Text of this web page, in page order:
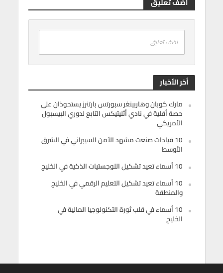
اضف تعليق
أخر الأخبار
مارك كوبان وهاربينغر سبورتس بارتنرز يستحوذان على
حصة أقلية في نادي أثليتيكس التابع لدوري البيسبول
الأمريكي
10 قيادات صنعت مشهد الأمن السيبراني في الشرق
الأوسط
10 أسماء تعيد تشكيل اللوجستيات الذكية في الخليج
10 أسماء تعيد تشكيل التعليم الرقمي في الخليج
والمنطقة
10 أسماء في قلب ثورة التكنولوجيا المالية في
الخليج